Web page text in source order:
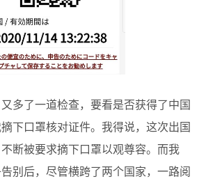
多了一道检查，要看是否获得了中国
下口罩核对证件。我得说，这次出国
断被要求摘下口罩以观尊容。而我
别后，尽管横跨了两个国家，一路阅